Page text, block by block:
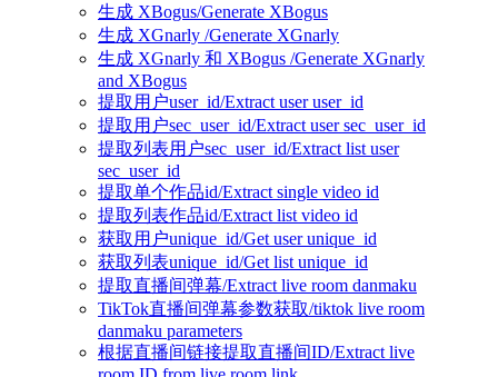
生成 XBogus/Generate XBogus
生成 XGnarly /Generate XGnarly
生成 XGnarly 和 XBogus /Generate XGnarly
and XBogus
提取用户user_id/Extract user user_id
提取用户sec_user_id/Extract user sec_user_id
提取列表用户sec_user_id/Extract list user
sec_user_id
提取单个作品id/Extract single video id
提取列表作品id/Extract list video id
获取用户unique_id/Get user unique_id
获取列表unique_id/Get list unique_id
提取直播间弹幕/Extract live room danmaku
TikTok直播间弹幕参数获取/tiktok live room
danmaku parameters
根据直播间链接提取直播间ID/Extract live